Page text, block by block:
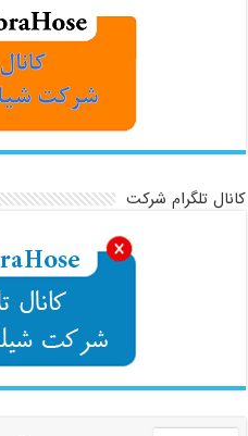
کانال تلگرام شرکت